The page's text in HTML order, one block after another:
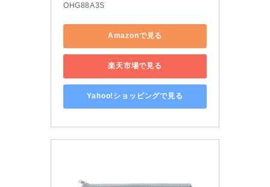
OHG88A3S
Amazonで見る
楽天市場で見る
Yahoo!ショッピングで見る